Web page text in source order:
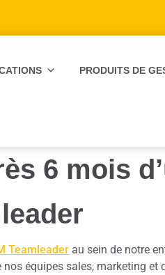
PRODUITS DE
6 mois
Teamleader au sein de notre
équipes sales, marketing